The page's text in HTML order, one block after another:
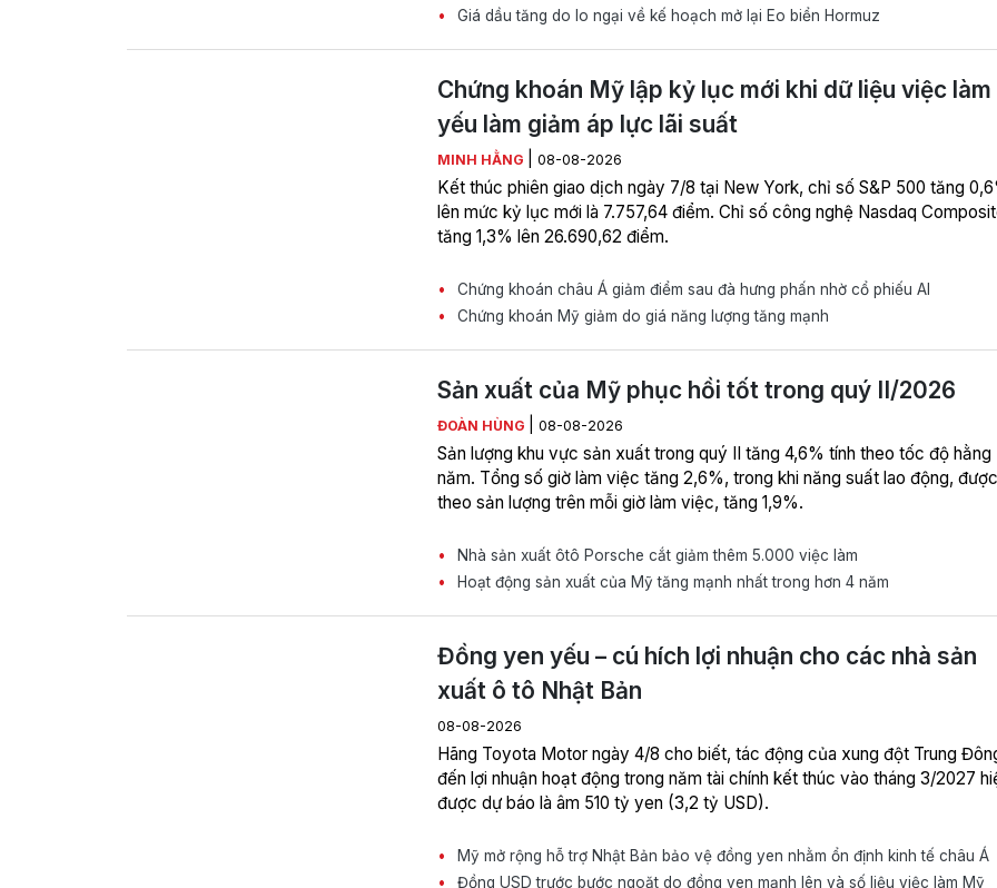
Giá dầu tăng do lo ngại về kế hoạch mở lại Eo biển Hormuz
Chứng khoán Mỹ lập kỷ lục mới khi dữ liệu việc làm
yếu làm giảm áp lực lãi suất
MINH HẰNG 08-08-2026
Kết thúc phiên giao dịch ngày 7/8 tại New York, chỉ số S&P 500 tăng
lên mức kỷ lục mới là 7.757,64 điểm. Chỉ số công nghệ Nasdaq
tăng 1,3% lên 26.690,62 điểm.
Chứng khoán châu Á giảm điểm sau đà hưng phấn nhờ cổ phiếu AI
Chứng khoán Mỹ giảm do giá năng lượng tăng mạnh
Sản xuất của Mỹ phục hồi tốt trong quý II/2026
ĐOÀN HÙNG 08-08-2026
Sản lượng khu vực sản xuất trong quý II tăng 4,6% tính theo tốc độ hằng
năm. Tổng số giờ làm việc tăng 2,6%, trong khi năng suất lao động,
theo sản lượng trên mỗi giờ làm việc, tăng 1,9%.
Nhà sản xuất ôtô Porsche cắt giảm thêm 5.000 việc làm
Hoạt động sản xuất của Mỹ tăng mạnh nhất trong hơn 4 năm
Đồng yen yếu – cú hích lợi nhuận cho các nhà sản
xuất ô tô Nhật Bản
08-08-2026
Hãng Toyota Motor ngày 4/8 cho biết, tác động của xung đột Trung
đến lợi nhuận hoạt động trong năm tài chính kết thúc vào tháng 3/2027
được dự báo là âm 510 tỷ yen (3,2 tỷ USD).
Mỹ mở rộng hỗ trợ Nhật Bản bảo vệ đồng yen nhằm ổn định kinh tế châu Á
Đồng USD trước bước ngoặt do đồng yen mạnh lên và số liệu việc làm Mỹ